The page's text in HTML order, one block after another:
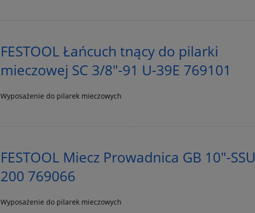
FESTOOL Łańcuch tnący do pilarki
mieczowej SC 3/8"-91 U-39E 769101
Wyposażenie do pilarek mieczowych
FESTOOL Miecz Prowadnica GB 10"-SSU
200 769066
Wyposażenie do pilarek mieczowych